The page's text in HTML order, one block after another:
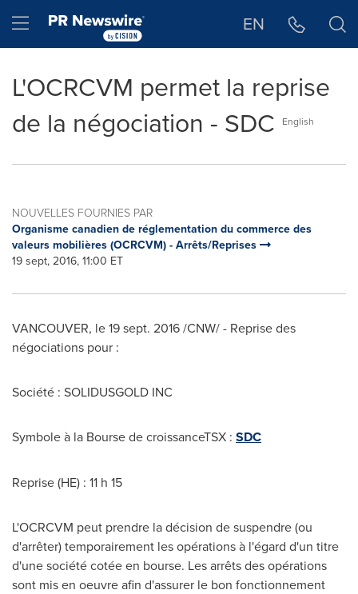
Hamburger menu EN
L'OCRCVM permet la reprise
de la négociation - SDC
English
NOUVELLES FOURNIES PAR
Organisme canadien de réglementation du commerce des
valeurs mobilières (OCRCVM) - Arrêts/Reprises
19 sept, 2016, 11:00 ET
VANCOUVER, le 19 sept. 2016 /CNW/ - Reprise des
négociations pour :
Société : SOLIDUSGOLD INC
Symbole à la Bourse de croissanceTSX : SDC
Reprise (HE) : 11 h 15
L'OCRCVM peut prendre la décision de suspendre (ou
d'arrêter) temporairement les opérations à l'égard d'un titre
d'une société cotée en bourse. Les arrêts des opérations
sont mis en oeuvre afin d'assurer le bon fonctionnement